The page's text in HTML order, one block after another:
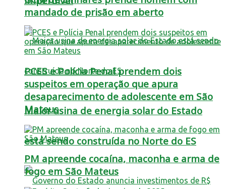
Maior usina de energia solar do Estado
está sendo construída no Norte do ES
mandado de prisão em aberto
PCES e Polícia Penal prendem dois
suspeitos em operação que apura
desaparecimento de adolescente em São
Mateus
PM apreende cocaína, maconha e arma de
fogo em São Mateus